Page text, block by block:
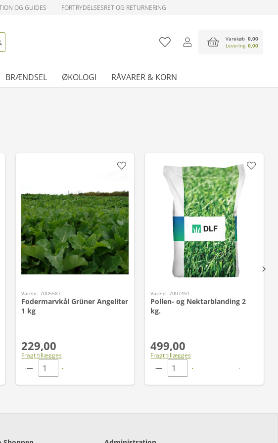
OG GUIDES FORTRYDELSESRET OG RETURNERING
Varekøb 0,00
Levering 0,00
BRÆNDSEL ØKOLOGI RÅVARER & KORN
Varenr. 7005587
Fodermarvkål Grüner Angeliter
1 kg
229,00
Fragt tillægges
Varenr. 7007451
Pollen- og Nektarblanding 2
kg.
499,00
Fragt tillægges